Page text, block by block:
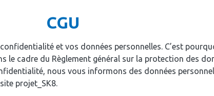
CGU
et vos données personnelles. C’est
le cadre du Règlement général sur la protection des
nous vous informons des données
projet_SK8.